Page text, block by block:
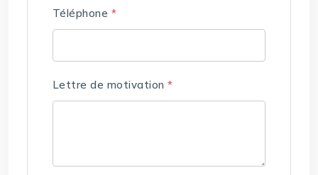
Téléphone *
Lettre de motivation*